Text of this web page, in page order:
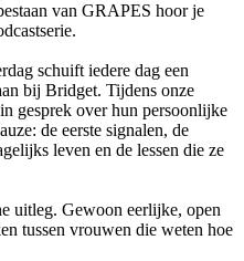
van GRAPES hoor je
schuift iedere dag een
bij Bridget. Tijdens onze
gesprek over hun persoonlijke
de eerste signalen, de
leven en de lessen die ze
uitleg. Gewoon eerlijke, open
tussen vrouwen die weten hoe